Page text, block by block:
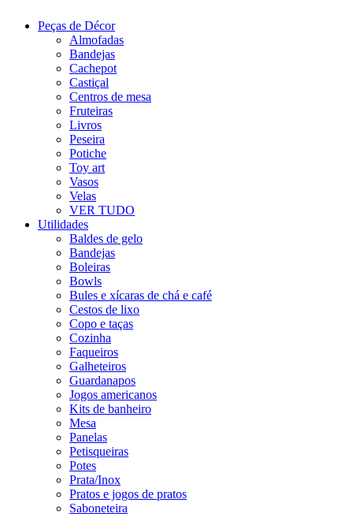
Peças de Décor
Almofadas
Bandejas
Cachepot
Castiçal
Centros de mesa
Fruteiras
Livros
Peseira
Potiche
Toy art
Vasos
Velas
VER TUDO
Utilidades
Baldes de gelo
Bandejas
Boleiras
Bowls
Bules e xícaras de chá e café
Cestos de lixo
Copo e taças
Cozinha
Faqueiros
Galheteiros
Guardanapos
Jogos americanos
Kits de banheiro
Mesa
Panelas
Petisqueiras
Potes
Prata/Inox
Pratos e jogos de pratos
Saboneteira